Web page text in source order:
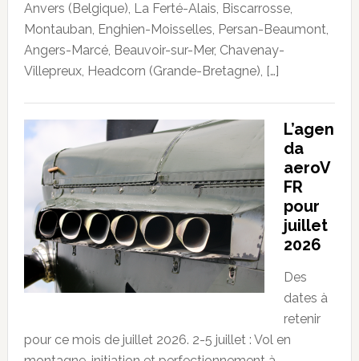
Anvers (Belgique), La Ferté-Alais, Biscarrosse,
Montauban, Enghien-Moisselles, Persan-Beaumont,
Angers-Marcé, Beauvoir-sur-Mer, Chavenay-
Villepreux, Headcorn (Grande-Bretagne), […]
L’agen
da
aeroV
FR
pour
juillet
2026
Des
dates à
retenir
pour ce mois de juillet 2026. 2-5 juillet : Vol en